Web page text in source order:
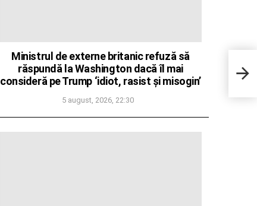
Ministrul de externe britanic refuză să
răspundă la Washington dacă îl mai
consideră pe Trump ‘idiot, rasist și misogin’
5 august, 2026, 22:30